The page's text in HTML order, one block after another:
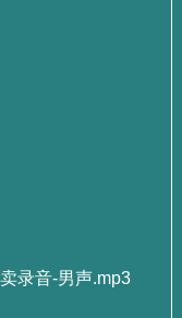
录音-男声.mp3